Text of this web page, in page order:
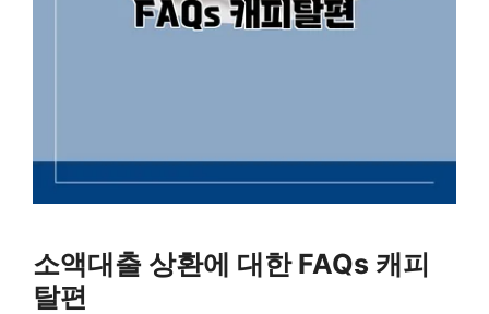
소액대출 상환에 대한 FAQs 캐피
탈편